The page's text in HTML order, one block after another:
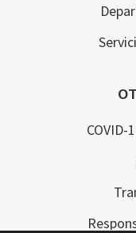
COVID-